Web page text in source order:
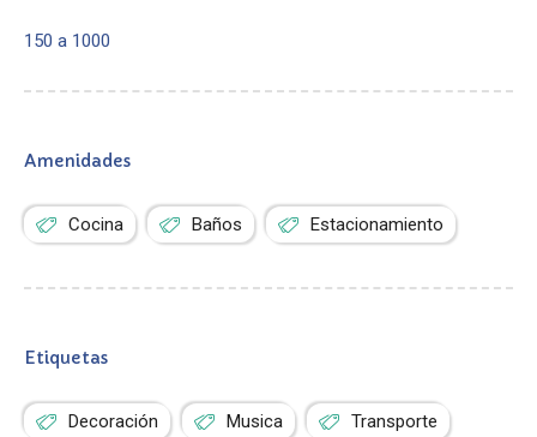
150 a 1000
Amenidades
Cocina Baños Estacionamiento
Etiquetas
Decoración Musica Transporte